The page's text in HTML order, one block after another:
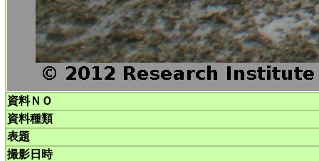
資料ＮＯ
資料種類
表題
撮影日時